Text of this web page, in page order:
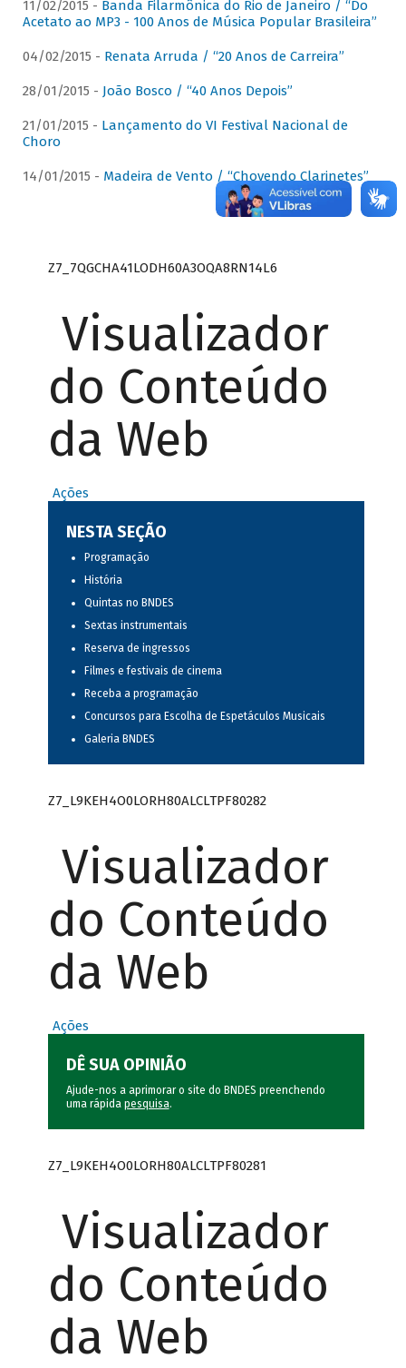
11/02/2015 - Banda Filarmônica do Rio de Janeiro / “Do
Acetato ao MP3 - 100 Anos de Música Popular Brasileira”
04/02/2015 - Renata Arruda / “20 Anos de Carreira”
28/01/2015 - João Bosco / “40 Anos Depois”
21/01/2015 - Lançamento do VI Festival Nacional de
Choro
14/01/2015 - Madeira de Vento / “Chovendo Clarinetes”
Z7_7QGCHA41LODH60A3OQA8RN14L6
Visualizador
do Conteúdo
da Web
Ações
NESTA SEÇÃO
Programação
História
Quintas no BNDES
Sextas instrumentais
Reserva de ingressos
Filmes e festivais de cinema
Receba a programação
Concursos para Escolha de Espetáculos Musicais
Galeria BNDES
Z7_L9KEH4O0LORH80ALCLTPF80282
Visualizador
do Conteúdo
da Web
Ações
DÊ SUA OPINIÃO
Ajude-nos a aprimorar o site do BNDES preenchendo
uma rápida pesquisa.
Z7_L9KEH4O0LORH80ALCLTPF80281
Visualizador
do Conteúdo
da Web